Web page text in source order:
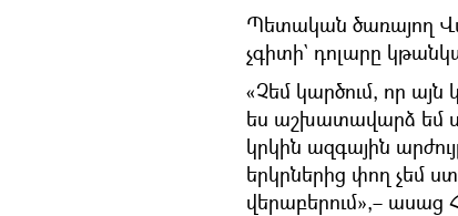
Պետական ծառայող
չգիտի` դոլարը
«Չեմ կարծում, որ
ես աշխատավարձ եմ
կրկին ազգային
երկրներից փող չեմ
վերաբերում»,– ասաց